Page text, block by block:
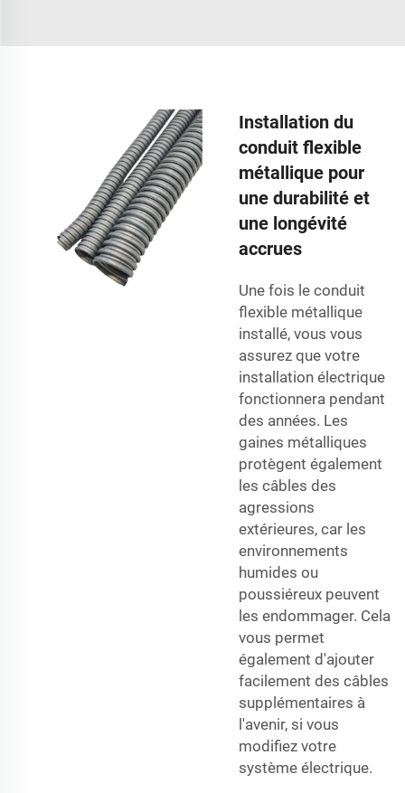
Installation du
conduit flexible
métallique pour
une durabilité et
une longévité
accrues
Une fois le conduit
flexible métallique
installé, vous vous
assurez que votre
installation électrique
fonctionnera pendant
des années. Les
gaines métalliques
protègent également
les câbles des
agressions
extérieures, car les
environnements
humides ou
poussiéreux peuvent
les endommager. Cela
vous permet
également d'ajouter
facilement des câbles
supplémentaires à
l'avenir, si vous
modifiez votre
système électrique.